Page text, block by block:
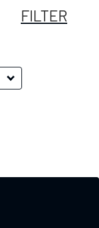
FILTER